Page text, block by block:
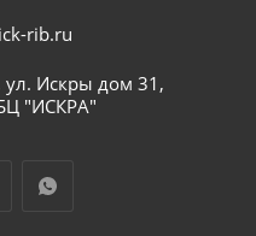
rib.ru
ул. Искры дом 31,
"ИСКРА"